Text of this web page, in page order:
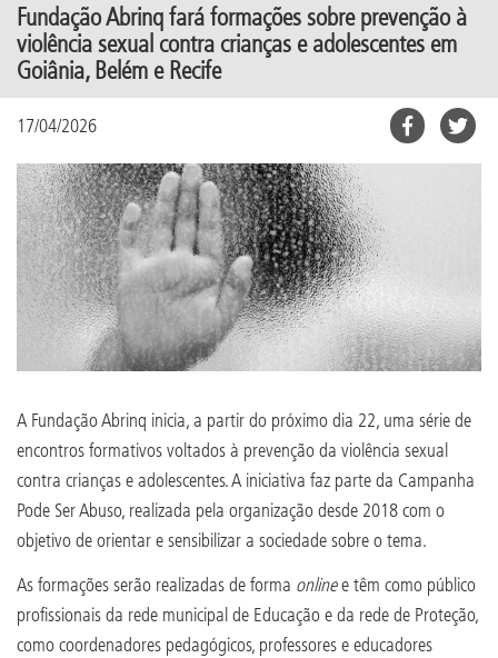
Fundação Abrinq fará formações sobre prevenção à
violência sexual contra crianças e adolescentes em
Goiânia, Belém e Recife
17/04/2026
A Fundação Abrinq inicia, a partir do próximo dia 22, uma série de
encontros formativos voltados à prevenção da violência sexual
contra crianças e adolescentes. A iniciativa faz parte da Campanha
Pode Ser Abuso, realizada pela organização desde 2018 com o
objetivo de orientar e sensibilizar a sociedade sobre o tema.
As formações serão realizadas de forma onlinee têm como público
profissionais da rede municipal de Educação e da rede de Proteção,
como coordenadores pedagógicos, professores e educadores